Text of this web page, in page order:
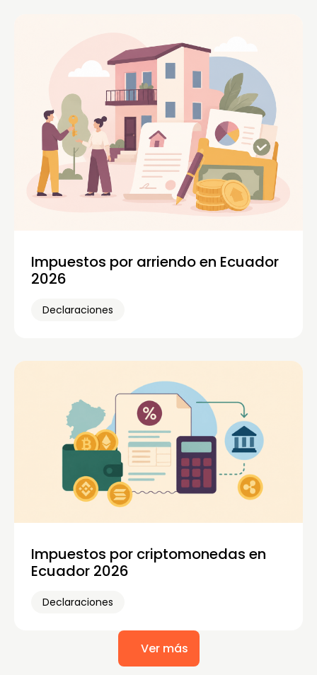
Impuestos por arriendo en Ecuador
2026
Declaraciones
Impuestos por criptomonedas en
Ecuador 2026
Declaraciones
Ver más